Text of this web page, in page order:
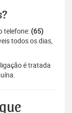
telefone: (65)
todos os dias,
é tratada